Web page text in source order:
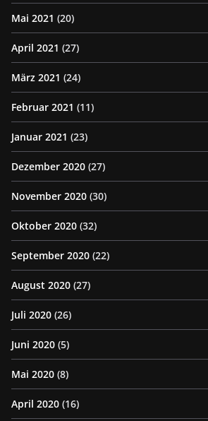
Mai 2021 (20)
April 2021 (27)
März 2021 (24)
Februar 2021 (11)
Januar 2021 (23)
Dezember 2020 (27)
November 2020 (30)
Oktober 2020 (32)
September 2020 (22)
August 2020 (27)
Juli 2020 (26)
Juni 2020 (5)
Mai 2020 (8)
April 2020 (16)